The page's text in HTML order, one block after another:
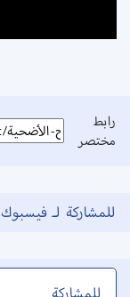
رابط
مختصر
للمشاركة لـ فيسبوك